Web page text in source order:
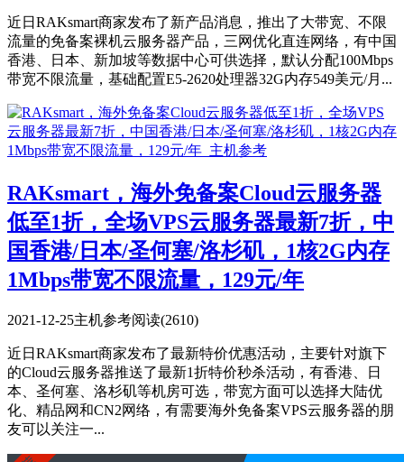
近日RAKsmart商家发布了新产品消息，推出了大带宽、不限
流量的免备案裸机云服务器产品，三网优化直连网络，有中国
香港、日本、新加坡等数据中心可供选择，默认分配100Mbps
带宽不限流量，基础配置E5-2620处理器32G内存549美元/月...
RAKsmart，海外免备案Cloud云服务器
低至1折，全场VPS云服务器最新7折，中
国香港/日本/圣何塞/洛杉矶，1核2G内存
1Mbps带宽不限流量，129元/年
2021-12-25主机参考阅读(2610)
近日RAKsmart商家发布了最新特价优惠活动，主要针对旗下
的Cloud云服务器推送了最新1折特价秒杀活动，有香港、日
本、圣何塞、洛杉矶等机房可选，带宽方面可以选择大陆优
化、精品网和CN2网络，有需要海外免备案VPS云服务器的朋
友可以关注一...